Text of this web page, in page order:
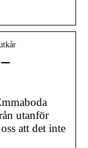
utanför
att det inte